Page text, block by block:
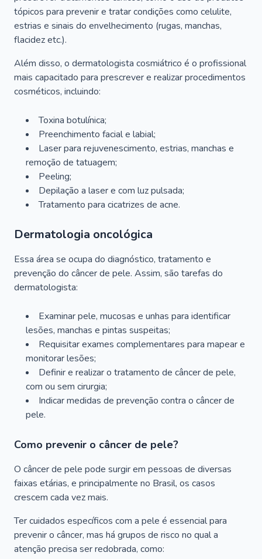
tópicos para prevenir e tratar condições como celulite,
estrias e sinais do envelhecimento (rugas, manchas,
flacidez etc.).
Além disso, o dermatologista cosmiátrico é o profissional
mais capacitado para prescrever e realizar procedimentos
cosméticos, incluindo:
Toxina botulínica;
Preenchimento facial e labial;
Laser para rejuvenescimento, estrias, manchas e
remoção de tatuagem;
Peeling;
Depilação a laser e com luz pulsada;
Tratamento para cicatrizes de acne.
Dermatologia oncológica
Essa área se ocupa do diagnóstico, tratamento e
prevenção do câncer de pele. Assim, são tarefas do
dermatologista:
Examinar pele, mucosas e unhas para identificar
lesões, manchas e pintas suspeitas;
Requisitar exames complementares para mapear e
monitorar lesões;
Definir e realizar o tratamento de câncer de pele,
com ou sem cirurgia;
Indicar medidas de prevenção contra o câncer de
pele.
Como prevenir o câncer de pele?
O câncer de pele pode surgir em pessoas de diversas
faixas etárias, e principalmente no Brasil, os casos
crescem cada vez mais.
Ter cuidados específicos com a pele é essencial para
prevenir o câncer, mas há grupos de risco no qual a
atenção precisa ser redobrada, como: